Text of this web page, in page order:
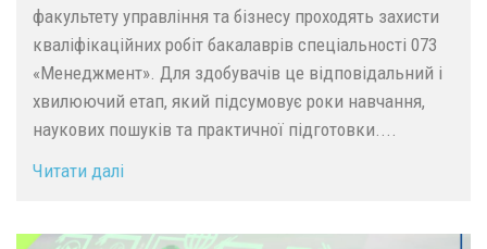
факультету управління та бізнесу проходять захисти
кваліфікаційних робіт бакалаврів спеціальності 073
«Менеджмент». Для здобувачів це відповідальний і
хвилюючий етап, який підсумовує роки навчання,
наукових пошуків та практичної підготовки....
Читати далі